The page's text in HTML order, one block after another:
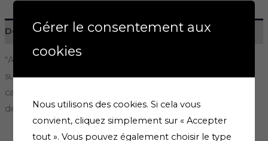
Description
“ATTENTION en AUCUN cas nos produits ne peuvent se
substituer au traitement prescrit par votre médecin” “En
cas de grossesse, allaitement, ou maladie chronique,
demander conseil à la pharmacie”
Gérer le consentement aux
cookies
Nous utilisons des cookies. Si cela vous
convient, cliquez simplement sur « Accepter
tout ». Vous pouvez également choisir le type